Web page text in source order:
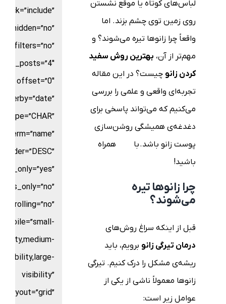
لباس‌های کوتاه یا موقع نشستن
روی زمین توی چشم بزند. اما
واقعاً چرا زانوها تیره می‌شوند؟ و
مهم‌تر از آن، بهترین روش سفید
کردن زانو چیست؟ در این مقاله
تجربه‌ای واقعی و علمی را بررسی
می‌کنیم که می‌تواند پاسخی برای
دغدغه‌ی همیشگی روشن‌سازی
پوست زانو باشد.با
همراه
باشید!
چرا زانوها تیره
می‌شوند؟
قبل از اینکه سراغ روش‌های
درمان تیرگی زانو برویم، باید
ریشه‌ی مشکل را درک کنیم. تیرگی
زانوها معمولاً ناشی از یکی از
عوامل زیر است:
filters=”no”
offset=”0″
orderby=”date”
order=”DESC”
scrolling=”no”
visibility,large-
visibility”
layout=”grid”